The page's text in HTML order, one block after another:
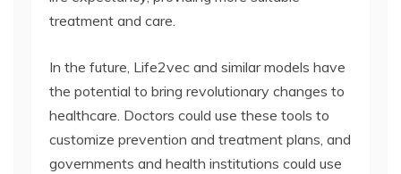
treatment and care.
In the future, Life2vec and similar models have
the potential to bring revolutionary changes to
healthcare. Doctors could use these tools to
customize prevention and treatment plans, and
governments and health institutions could use